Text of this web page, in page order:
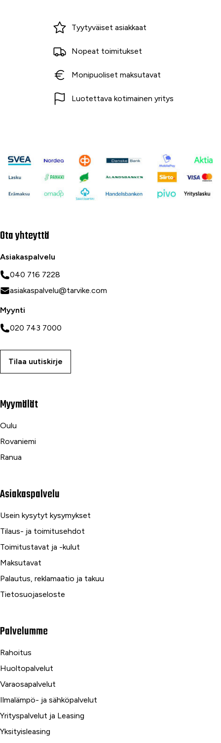
Miksi ostaa Tarvikekeskuksesta?
Tyytyväiset asiakkaat
Nopeat toimitukset
Monipuoliset maksutavat
Luotettava kotimainen yritys
Ota yhteyttä
Asiakaspalvelu
040 716 7228
asiakaspalvelu@tarvike.com
Myynti
020 743 7000
Tilaa uutiskirje
Myymälät
Oulu
Rovaniemi
Ranua
Asiakaspalvelu
Usein kysytyt kysymykset
Tilaus- ja toimitusehdot
Toimitustavat ja -kulut
Maksutavat
Palautus, reklamaatio ja takuu
Tietosuojaseloste
Palvelumme
Rahoitus
Huoltopalvelut
Varaosapalvelut
Ilmalämpö- ja sähköpalvelut
Yrityspalvelut ja Leasing
Yksityisleasing